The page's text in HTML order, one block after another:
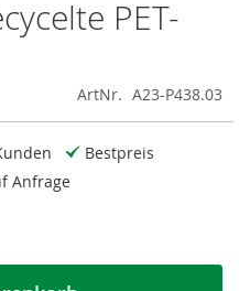
PET-
ArtNr. A23-P438.03
Bestpreis
Anfrage